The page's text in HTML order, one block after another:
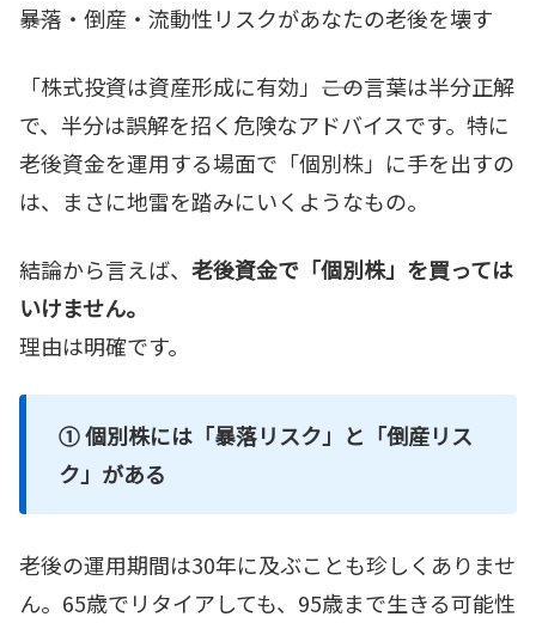
――暴落・倒産・流動性リスクがあなたの老後を壊す
「株式投資は資産形成に有効」――この言葉は半分正解
で、半分は誤解を招く危険なアドバイスです。特に
老後資金を運用する場面で「個別株」に手を出すの
は、まさに地雷を踏みにいくようなもの。
結論から言えば、 老後資金で「個別株」を買っては
いけません。
理由は明確です。
① 個別株には「暴落リスク」と「倒産リス
ク」がある
老後の運用期間は30年に及ぶことも珍しくありませ
ん。65歳でリタイアしても、95歳まで生きる可能性